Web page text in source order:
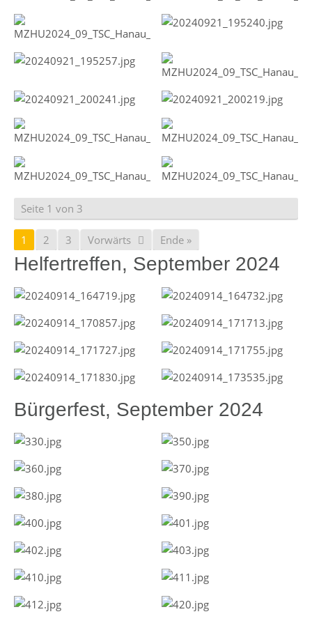
Seite 1 von 3
1 2 3 Vorwärts Ende »
Helfertreffen, September 2024
Bürgerfest, September 2024